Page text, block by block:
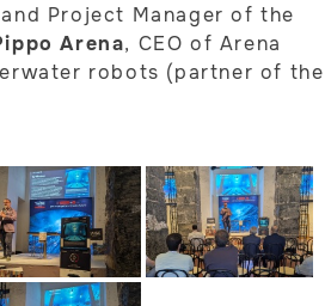
Project Manager of the
Arena, CEO of Arena
robots (partner of the